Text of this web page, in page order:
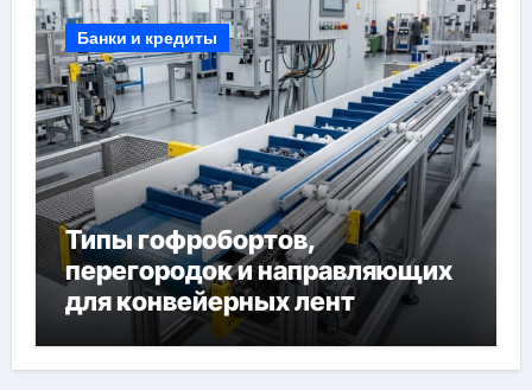
Банки и кредиты
Типы гофробортов,
перегородок и направляющих
для конвейерных лент